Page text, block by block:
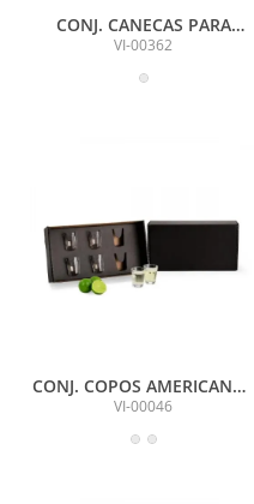
CONJ. CANECAS PARA
CERVEJA/CHOPP - 2 PÇS
VI-00362
CONJ. COPOS AMERICANOS
PARA DOSE - 6 PÇS
VI-00046